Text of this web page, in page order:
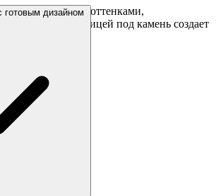
с кремовыми оттенками,
и столешницей под камень создает
готовым дизайном